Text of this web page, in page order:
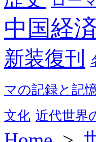
中国経済
新装復刊
マの記録と記
文化 近代世界